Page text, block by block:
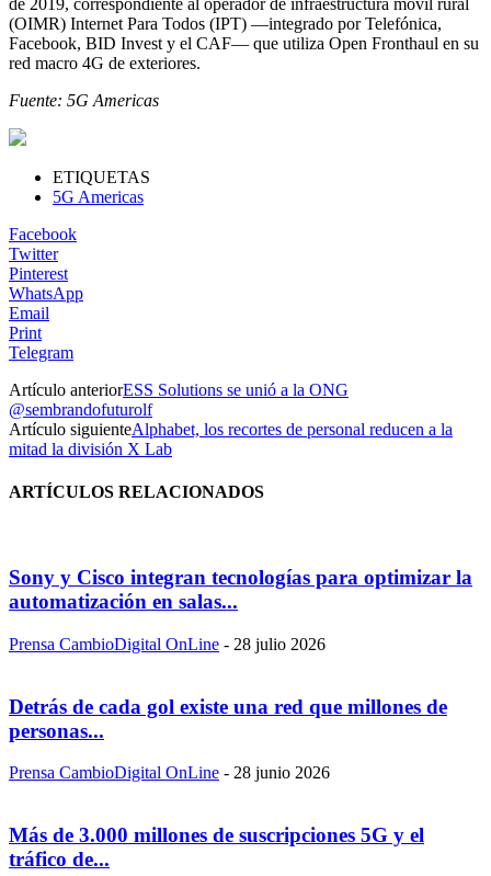
(OIMR) Internet Para Todos (IPT) —integrado por Telefónica,
Facebook, BID Invest y el CAF— que utiliza Open Fronthaul en su
red macro 4G de exteriores.
Fuente: 5G Americas
ETIQUETAS
5G Americas
Facebook
Twitter
Pinterest
WhatsApp
Email
Print
Telegram
Artículo anteriorESS Solutions se unió a la ONG
@sembrandofuturolf
Artículo siguienteAlphabet, los recortes de personal reducen a la
mitad la división X Lab
ARTÍCULOS RELACIONADOS
Sony y Cisco integran tecnologías para optimizar la
automatización en salas...
Prensa CambioDigital OnLine - 28 julio 2026
Detrás de cada gol existe una red que millones de
personas...
Prensa CambioDigital OnLine - 28 junio 2026
Más de 3.000 millones de suscripciones 5G y el
tráfico de...